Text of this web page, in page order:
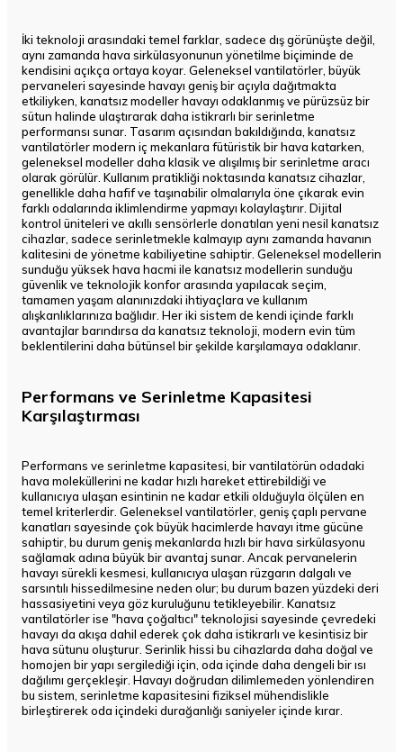
İki teknoloji arasındaki temel farklar, sadece dış görünüşte değil,
aynı zamanda hava sirkülasyonunun yönetilme biçiminde de
kendisini açıkça ortaya koyar. Geleneksel vantilatörler, büyük
pervaneleri sayesinde havayı geniş bir açıyla dağıtmakta
etkiliyken, kanatsız modeller havayı odaklanmış ve pürüzsüz bir
sütun halinde ulaştırarak daha istikrarlı bir serinletme
performansı sunar. Tasarım açısından bakıldığında, kanatsız
vantilatörler modern iç mekanlara fütüristik bir hava katarken,
geleneksel modeller daha klasik ve alışılmış bir serinletme aracı
olarak görülür. Kullanım pratikliği noktasında kanatsız cihazlar,
genellikle daha hafif ve taşınabilir olmalarıyla öne çıkarak evin
farklı odalarında iklimlendirme yapmayı kolaylaştırır. Dijital
kontrol üniteleri ve akıllı sensörlerle donatılan yeni nesil kanatsız
cihazlar, sadece serinletmekle kalmayıp aynı zamanda havanın
kalitesini de yönetme kabiliyetine sahiptir. Geleneksel modellerin
sunduğu yüksek hava hacmi ile kanatsız modellerin sunduğu
güvenlik ve teknolojik konfor arasında yapılacak seçim,
tamamen yaşam alanınızdaki ihtiyaçlara ve kullanım
alışkanlıklarınıza bağlıdır. Her iki sistem de kendi içinde farklı
avantajlar barındırsa da kanatsız teknoloji, modern evin tüm
beklentilerini daha bütünsel bir şekilde karşılamaya odaklanır.
Performans ve Serinletme Kapasitesi
Karşılaştırması
Performans ve serinletme kapasitesi, bir vantilatörün odadaki
hava moleküllerini ne kadar hızlı hareket ettirebildiği ve
kullanıcıya ulaşan esintinin ne kadar etkili olduğuyla ölçülen en
temel kriterlerdir. Geleneksel vantilatörler, geniş çaplı pervane
kanatları sayesinde çok büyük hacimlerde havayı itme gücüne
sahiptir, bu durum geniş mekanlarda hızlı bir hava sirkülasyonu
sağlamak adına büyük bir avantaj sunar. Ancak pervanelerin
havayı sürekli kesmesi, kullanıcıya ulaşan rüzgarın dalgalı ve
sarsıntılı hissedilmesine neden olur; bu durum bazen yüzdeki deri
hassasiyetini veya göz kuruluğunu tetikleyebilir. Kanatsız
vantilatörler ise "hava çoğaltıcı" teknolojisi sayesinde çevredeki
havayı da akışa dahil ederek çok daha istikrarlı ve kesintisiz bir
hava sütunu oluşturur. Serinlik hissi bu cihazlarda daha doğal ve
homojen bir yapı sergilediği için, oda içinde daha dengeli bir ısı
dağılımı gerçekleşir. Havayı doğrudan dilimlemeden yönlendiren
bu sistem, serinletme kapasitesini fiziksel mühendislikle
birleştirerek oda içindeki durağanlığı saniyeler içinde kırar.